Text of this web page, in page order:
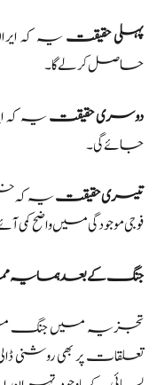
پہلی حقیقتیہ کہ
حاصل کر لے گا۔
دوسری حقیقتیہ کہ
جائے گی۔
تیسری حقیقتیہ کہ
فوجی موجودگی میں واضح کمی
جنگ کے بعد ہمسایہ
تجزیہ میں جنگ میں
تعلقات پر بھی روشنی